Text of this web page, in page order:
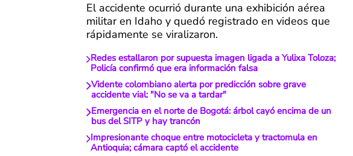
El accidente ocurrió durante una exhibición aérea
militar en Idaho y quedó registrado en videos que
rápidamente se viralizaron.
Redes estallaron por supuesta imagen ligada a Yulixa Toloza;
Policía confirmó que era información falsa
Vidente colombiano alerta por predicción sobre grave
accidente vial: "No se va a tardar"
Emergencia en el norte de Bogotá: árbol cayó encima de un
bus del SITP y hay trancón
Impresionante choque entre motocicleta y tractomula en
Antioquia; cámara captó el accidente